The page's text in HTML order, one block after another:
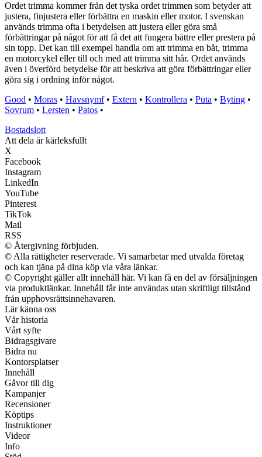
Ordet trimma kommer från det tyska ordet trimmen som betyder att
justera, finjustera eller förbättra en maskin eller motor. I svenskan
används trimma ofta i betydelsen att justera eller göra små
förbättringar på något för att få det att fungera bättre eller prestera på
sin topp. Det kan till exempel handla om att trimma en båt, trimma
en motorcykel eller till och med att trimma sitt hår. Ordet används
även i överförd betydelse för att beskriva att göra förbättringar eller
göra sig i ordning inför något.
Good • Moras • Havsnymf• Extern • Kontrollera • Puta • Byting •
Sovrum • Lersten • Patos •
Bostadslott
Att dela är kärleksfullt
X
Facebook
Instagram
LinkedIn
YouTube
Pinterest
TikTok
Mail
RSS
© Återgivning förbjuden.
© Alla rättigheter reserverade. Vi samarbetar med utvalda företag
och kan tjäna på dina köp via våra länkar.
© Copyright gäller allt innehåll här. Vi kan få en del av försäljningen
via produktlänkar. Innehåll får inte användas utan skriftligt tillstånd
från upphovsrättsinnehavaren.
Lär känna oss
Vår historia
Vårt syfte
Bidragsgivare
Bidra nu
Kontorsplatser
Innehåll
Gåvor till dig
Kampanjer
Recensioner
Köptips
Instruktioner
Videor
Info